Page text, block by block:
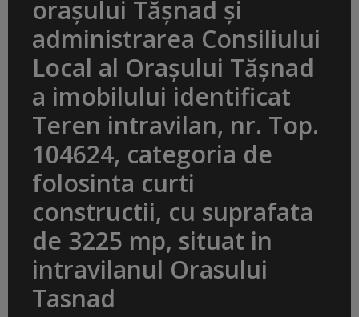
orașului Tășnad și
administrarea Consiliului
Local al Orașului Tășnad
a imobilului identificat
Teren intravilan, nr. Top.
104624, categoria de
folosinta curti
constructii, cu suprafata
de 3225 mp, situat in
intravilanul Orasului
Tasnad